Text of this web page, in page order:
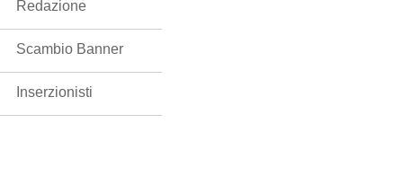
Redazione
Scambio Banner
Inserzionisti